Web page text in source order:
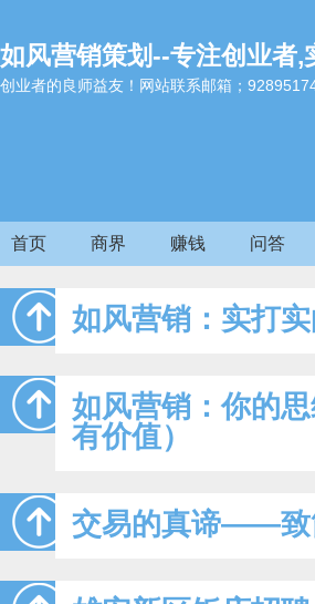
如风营销策划--专注创业者
创业者的良师益友！网站联系邮箱；
首页 商界 赚钱 问答
如风营销：实打
如风营销：你的
有价值）
交易的真谛——